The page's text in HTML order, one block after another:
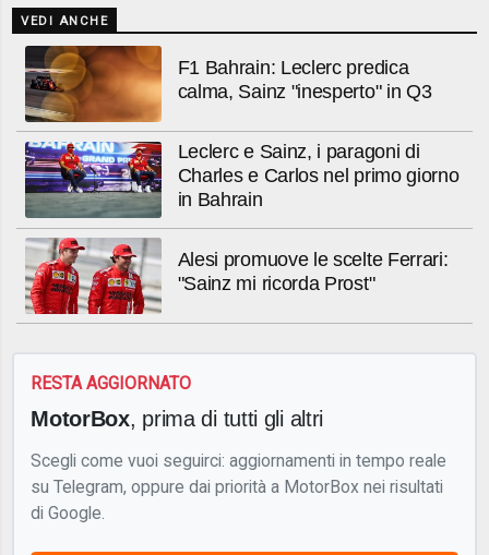
VEDI ANCHE
F1 Bahrain: Leclerc predica
calma, Sainz "inesperto" in Q3
Leclerc e Sainz, i paragoni di
Charles e Carlos nel primo giorno
in Bahrain
Alesi promuove le scelte Ferrari:
"Sainz mi ricorda Prost"
RESTA AGGIORNATO
MotorBox, prima di tutti gli altri
Scegli come vuoi seguirci: aggiornamenti in tempo reale
su Telegram, oppure dai priorità a MotorBox nei risultati
di Google.